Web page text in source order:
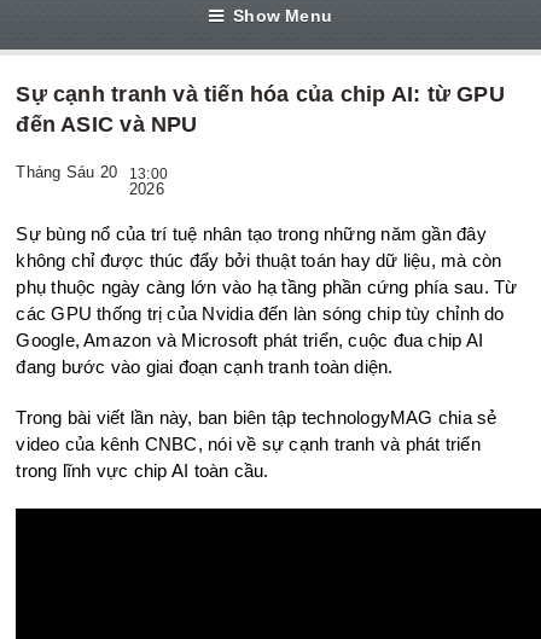
Show Menu
Sự cạnh tranh và tiến hóa của chip AI: từ GPU
đến ASIC và NPU
Tháng Sáu 20 13:00
2026
Sự bùng nổ của trí tuệ nhân tạo trong những năm gần đây
không chỉ được thúc đẩy bởi thuật toán hay dữ liệu, mà còn
phụ thuộc ngày càng lớn vào hạ tầng phần cứng phía sau. Từ
các GPU thống trị của Nvidia đến làn sóng chip tùy chỉnh do
Google, Amazon và Microsoft phát triển, cuộc đua chip AI
đang bước vào giai đoạn cạnh tranh toàn diện.
Trong bài viết lần này, ban biên tập technologyMAG chia sẻ
video của kênh CNBC, nói về sự cạnh tranh và phát triển
trong lĩnh vực chip AI toàn cầu.